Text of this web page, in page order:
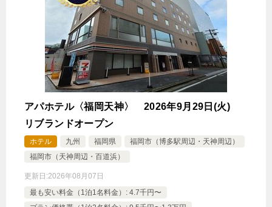
アパホテル〈福岡天神〉 2026年9月29日(火)
リブランドオープン
ホテル 九州 福岡県
福岡市（博多駅周辺・天神周辺）
福岡市（天神周辺・百道浜）
更新日:2026年08月07日
最も安い料金（1泊1名料金）: 4.7千円〜